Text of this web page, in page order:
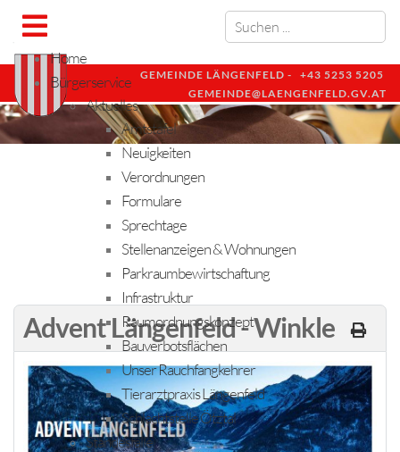
GEMEINDE LÄNGENFELD - +43 5253 5205
GEMEINDE@LAENGENFELD.GV.AT
Home
Bürgerservice
Aktuelles
Amtstafel
Neuigkeiten
Verordnungen
Formulare
Sprechtage
Stellenanzeigen & Wohnungen
Parkraumbewirtschaftung
Infrastruktur
Raumordnungskonzept
Bauverbotsflächen
Unser Rauchfangkehrer
Tierarztpraxis Längenfeld
Schlachtstelle Ötztal
Standesfälle
Advent Längenfeld - Winkle